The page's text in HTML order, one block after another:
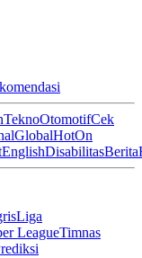
TeknoOtomotifCek
GlobalHotOn
EnglishDisabilitasBerita
Liga
LeagueTimnas